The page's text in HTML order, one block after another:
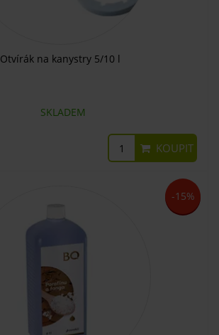
Otvírák na kanystry 5/10 l
SKLADEM
KOUPIT
-15%